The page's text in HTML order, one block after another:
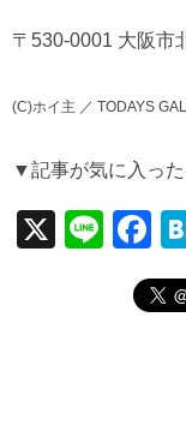
〒530-0001 大阪市
(C)ホイ主 ／ TODAYS
▼記事が気に入っ
X
Li
F
a
c